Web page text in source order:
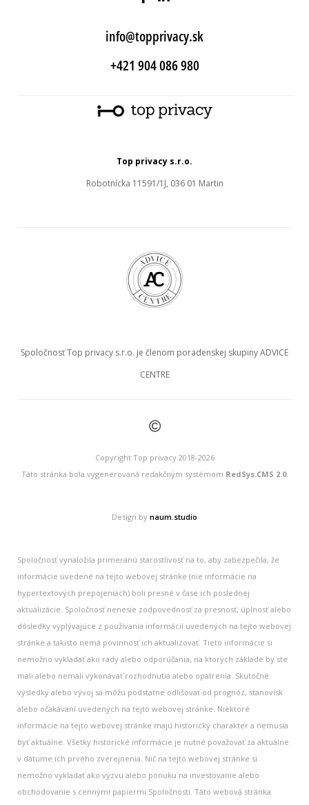
info@topprivacy.sk
+421 904 086 980
Top privacy s.r.o.
Robotnícka 11591/1J, 036 01 Martin
Spoločnosť Top privacy s.r.o. je členom poradenskej skupiny ADVICE
CENTRE
©
Copyright Top privacy 2018-2026
Táto stránka bola vygenerovaná redakčným systémom RedSys.CMS 2.0.
Design by naum.studio
Spoločnosť vynaložila primeranú starostlivosť na to, aby zabezpečila, že
informácie uvedené na tejto webovej stránke (nie informácie na
hypertextových prepojeniach) boli presné v čase ich poslednej
aktualizácie. Spoločnosť nenesie zodpovednosť za presnosť, úplnosť alebo
dôsledky vyplývajúce z používania informácií uvedených na tejto webovej
stránke a takisto nemá povinnosť ich aktualizovať. Tieto informácie si
nemožno vykladať ako rady alebo odporúčania, na ktorých základe by ste
mali alebo nemali vykonávať rozhodnutia alebo opatrenia. Skutočné
výsledky alebo vývoj sa môžu podstatne odlišovať od prognóz, stanovísk
alebo očakávaní uvedených na tejto webovej stránke. Niektoré
informácie na tejto webovej stránke majú historický charakter a nemusia
byť aktuálne. Všetky historické informácie je nutné považovať za aktuálne
v dátume ich prvého zverejnenia. Nič na tejto webovej stránke si
nemožno vykladať ako výzvu alebo ponuku na investovanie alebo
obchodovanie s cennými papiermi Spoločnosti. Táto webová stránka